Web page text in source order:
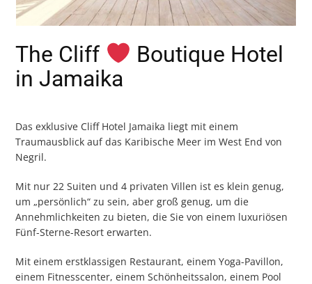
The Cliff
Boutique Hotel
in Jamaika
Das exklusive Cliff Hotel Jamaika liegt mit einem
Traumausblick auf das Karibische Meer im West End von
Negril.
Mit nur 22 Suiten und 4 privaten Villen ist es klein genug,
um „persönlich“ zu sein, aber groß genug, um die
Annehmlichkeiten zu bieten, die Sie von einem luxuriösen
Fünf-Sterne-Resort erwarten.
Mit einem erstklassigen Restaurant, einem Yoga-Pavillon,
einem Fitnesscenter, einem Schönheitssalon, einem Pool